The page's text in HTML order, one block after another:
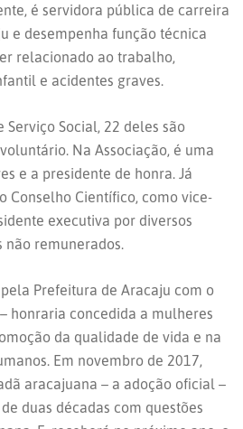
é servidora pública de carreira
e desempenha função técnica
relacionado ao trabalho,
e acidentes graves.
Serviço Social, 22 deles são
Na Associação, é uma
e a presidente de honra. Já
Conselho Científico, como vice-
executiva por diversos
não remunerados.
Prefeitura de Aracaju com o
honraria concedida a mulheres
da qualidade de vida e na
Em novembro de 2017,
aracajuana – a adoção oficial –
duas décadas com questões